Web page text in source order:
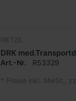
RIETZE
DRK
Art.-Nr. R53329
* Preise inkl. MwSt.,